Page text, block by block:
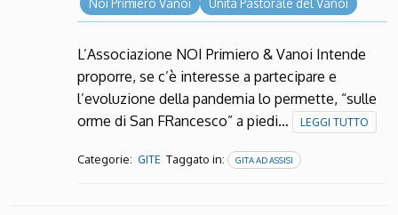
L’Associazione NOI Primiero & Vanoi Intende
proporre, se c’è interesse a partecipare e
l’evoluzione della pandemia lo permette, “sulle
orme di San FRancesco” a piedi…
LEGGI TUTTO
Categorie: GITE Taggato in: GITA AD ASSISI